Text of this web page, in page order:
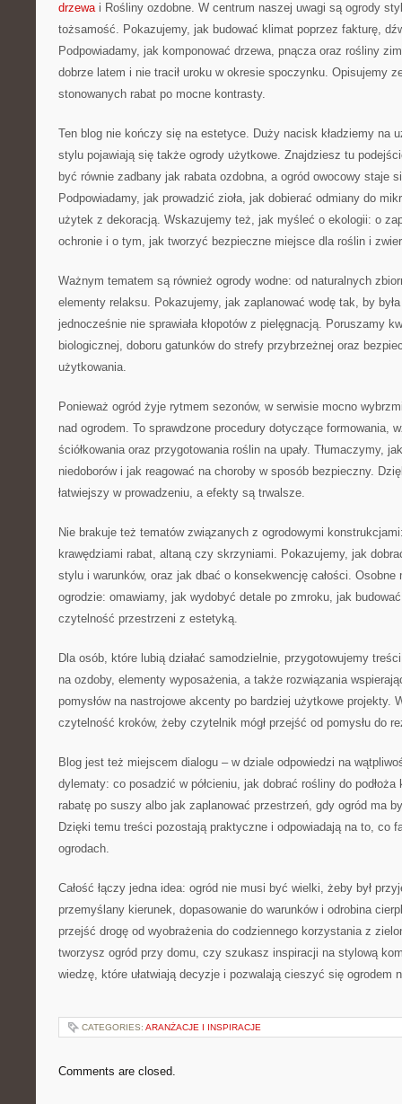
drzewai Rośliny ozdobne. W centrum naszej uwagi są ogrody
tożsamość. Pokazujemy, jak budować klimat poprzez fakturę,
Podpowiadamy, jak komponować drzewa, pnącza oraz rośliny
dobrze latem i nie tracił uroku w okresie spoczynku. Opisujemy
stonowanych rabat po mocne kontrasty.
Ten blog nie kończy się na estetyce. Duży nacisk kładziemy na
stylu pojawiają się także ogrody użytkowe. Znajdziesz tu
być równie zadbany jak rabata ozdobna, a ogród owocowy staje
Podpowiadamy, jak prowadzić zioła, jak dobierać odmiany do
użytek z dekoracją. Wskazujemy też, jak myśleć o ekologii: o
ochronie i o tym, jak tworzyć bezpieczne miejsce dla roślin i
Ważnym tematem są również ogrody wodne: od naturalnych
elementy relaksu. Pokazujemy, jak zaplanować wodę tak, by
jednocześnie nie sprawiała kłopotów z pielęgnacją. Poruszamy
biologicznej, doboru gatunków do strefy przybrzeżnej oraz
użytkowania.
Ponieważ ogród żyje rytmem sezonów, w serwisie mocno
nad ogrodem. To sprawdzone procedury dotyczące formowania,
ściółkowania oraz przygotowania roślin na upały. Tłumaczymy,
niedoborów i jak reagować na choroby w sposób bezpieczny.
łatwiejszy w prowadzeniu, a efekty są trwalsze.
Nie brakuje też tematów związanych z ogrodowymi
krawędziami rabat, altaną czy skrzyniami. Pokazujemy, jak
stylu i warunków, oraz jak dbać o konsekwencję całości. Osobne
ogrodzie: omawiamy, jak wydobyć detale po zmroku, jak
czytelność przestrzeni z estetyką.
Dla osób, które lubią działać samodzielnie, przygotowujemy
na ozdoby, elementy wyposażenia, a także rozwiązania
pomysłów na nastrojowe akcenty po bardziej użytkowe projekty.
czytelność kroków, żeby czytelnik mógł przejść od pomysłu do
Blog jest też miejscem dialogu – w dziale odpowiedzi na
dylematy: co posadzić w półcieniu, jak dobrać rośliny do
rabatę po suszy albo jak zaplanować przestrzeń, gdy ogród ma
Dzięki temu treści pozostają praktyczne i odpowiadają na to, co
ogrodach.
Całość łączy jedna idea: ogród nie musi być wielki, żeby był
przemyślany kierunek, dopasowanie do warunków i odrobina
przejść drogę od wyobrażenia do codziennego korzystania z
tworzysz ogród przy domu, czy szukasz inspiracji na stylową
wiedzę, które ułatwiają decyzje i pozwalają cieszyć się ogrodem
CATEGORIES: ARANŻACJE I INSPIRACJE
Comments are closed.